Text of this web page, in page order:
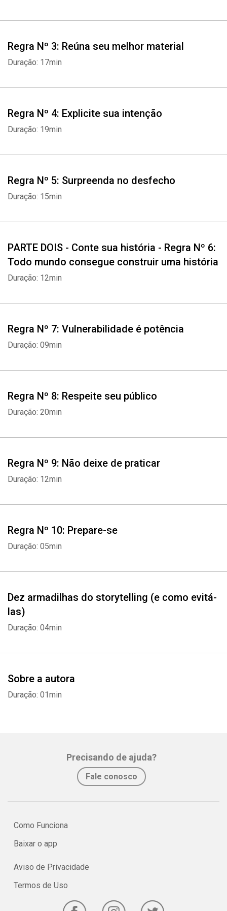
Regra Nº 3: Reúna seu melhor material
Duração: 17min
Regra Nº 4: Explicite sua intenção
Duração: 19min
Regra Nº 5: Surpreenda no desfecho
Duração: 15min
PARTE DOIS - Conte sua história - Regra Nº 6:
Todo mundo consegue construir uma história
Duração: 12min
Regra Nº 7: Vulnerabilidade é potência
Duração: 09min
Regra Nº 8: Respeite seu público
Duração: 20min
Regra Nº 9: Não deixe de praticar
Duração: 12min
Regra Nº 10: Prepare-se
Duração: 05min
Dez armadilhas do storytelling (e como evitá-
las)
Duração: 04min
Sobre a autora
Duração: 01min
Precisando de ajuda?
Fale conosco
Como Funciona
Baixar o app
Aviso de Privacidade
Termos de Uso